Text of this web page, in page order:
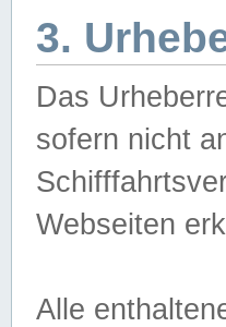
3.
Das
sofern nicht
Webseiten
Alle